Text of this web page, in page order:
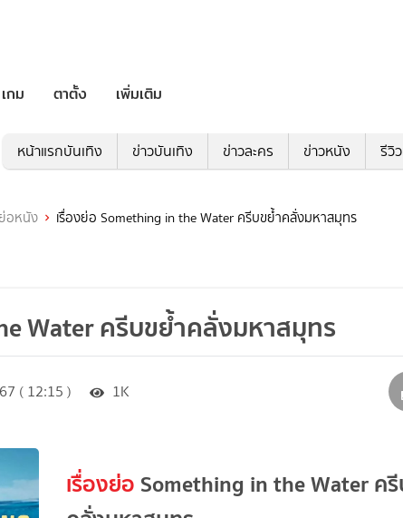
เกม ตาตั้ง เพิ่มเติม
หน้าแรกบันเทิง ข่าวบันเทิง ข่าวละคร ข่าวหนัง รีวิ
อหนัง เรื่องย่อ Something in the Water ครีบขย้ำคลั่งมหาสมุทร
Water ครีบขย้ำคลั่งมหาสมุทร
( 12:15 ) 1K
เรื่องย่อ Something in the Water ค